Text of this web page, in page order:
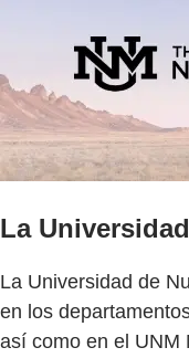
La
La Universidad de
en los
así como en el UNM